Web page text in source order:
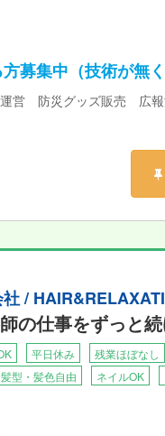
募集中（技術が無
運営 防災グッズ販売 広
/
の仕事をずっと
平日休み 残業ほぼなし
髪型・髪色自由 ネイルOK